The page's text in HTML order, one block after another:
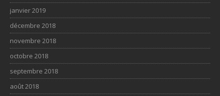
janvier 2019
décembre 2018
novembre 2018
octobre 2018
septembre 2018
août 2018